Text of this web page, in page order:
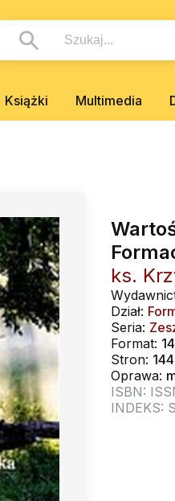
Książki Multimedia
ks.
Dział:
Seria:
Format:
Stron: 144
Oprawa:
ISBN:
INDEKS: